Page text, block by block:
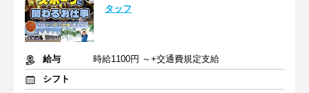
タッフ
給与
時給1100円 ～+交通費規定支給
シフト